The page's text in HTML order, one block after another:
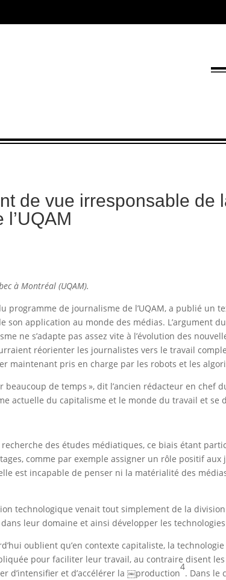
de vue irresponsable de
à Montréal (UQAM).
de journalisme de l’UQAM, a publié un
son application au monde des médias. L’argument
ne s’adapte pas assez vite à l’évolution des
réorienter les journalistes vers le travail
maintenant pris en charge par les robots et les
beaucoup de temps », dit l’ancien rédacteur en chef
actuelle du capitalisme et le monde du travail et se
des études médiatiques, ce biais étant
comme par exemple assigner un rôle positif
est incapable de penser ni la matérialité des
technologique venait tout simplement de la
leur domaine et ainsi développer les
oublient qu’en contexte capitaliste, la
pour faciliter leur travail, au contraire disent
d’intensifier et d’accélérer la ￼production
4
. Dans le